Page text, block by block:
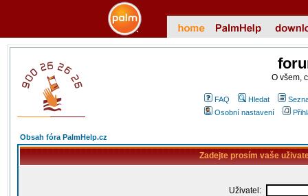
O všem,
FAQ Hledat
Osobní nastavení
Obsah fóra PalmHelp.cz
Zadejte prosím vaše
Uživatel: